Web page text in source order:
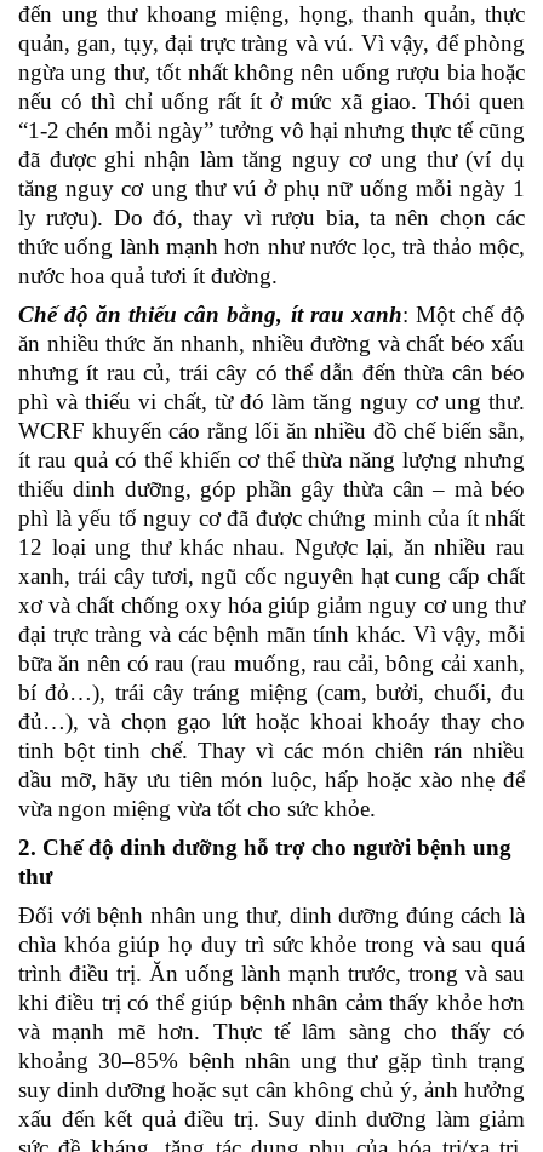
đến ung thư khoang miệng, họng, thanh quản, thực
quản, gan, tụy, đại trực tràng và vú. Vì vậy, để phòng
ngừa ung thư, tốt nhất không nên uống rượu bia hoặc
nếu có thì chỉ uống rất ít ở mức xã giao. Thói quen
“1-2 chén mỗi ngày” tưởng vô hại nhưng thực tế cũng
đã được ghi nhận làm tăng nguy cơ ung thư (ví dụ
tăng nguy cơ ung thư vú ở phụ nữ uống mỗi ngày 1
ly rượu). Do đó, thay vì rượu bia, ta nên chọn các
thức uống lành mạnh hơn như nước lọc, trà thảo mộc,
nước hoa quả tươi ít đường.
Chế độ ăn thiếu cân bằng, ít rau xanh: Một chế độ
ăn nhiều thức ăn nhanh, nhiều đường và chất béo xấu
nhưng ít rau củ, trái cây có thể dẫn đến thừa cân béo
phì và thiếu vi chất, từ đó làm tăng nguy cơ ung thư.
WCRF khuyến cáo rằng lối ăn nhiều đồ chế biến sẵn,
ít rau quả có thể khiến cơ thể thừa năng lượng nhưng
thiếu dinh dưỡng, góp phần gây thừa cân – mà béo
phì là yếu tố nguy cơ đã được chứng minh của ít nhất
12 loại ung thư khác nhau. Ngược lại, ăn nhiều rau
xanh, trái cây tươi, ngũ cốc nguyên hạt cung cấp chất
xơ và chất chống oxy hóa giúp giảm nguy cơ ung thư
đại trực tràng và các bệnh mãn tính khác. Vì vậy, mỗi
bữa ăn nên có rau (rau muống, rau cải, bông cải xanh,
bí đỏ…), trái cây tráng miệng (cam, bưởi, chuối, đu
đủ…), và chọn gạo lứt hoặc khoai khoáy thay cho
tinh bột tinh chế. Thay vì các món chiên rán nhiều
dầu mỡ, hãy ưu tiên món luộc, hấp hoặc xào nhẹ để
vừa ngon miệng vừa tốt cho sức khỏe.
2. Chế độ dinh dưỡng hỗ trợ cho người bệnh ung
thư
Đối với bệnh nhân ung thư, dinh dưỡng đúng cách là
chìa khóa giúp họ duy trì sức khỏe trong và sau quá
trình điều trị. Ăn uống lành mạnh trước, trong và sau
khi điều trị có thể giúp bệnh nhân cảm thấy khỏe hơn
và mạnh mẽ hơn. Thực tế lâm sàng cho thấy có
khoảng 30–85% bệnh nhân ung thư gặp tình trạng
suy dinh dưỡng hoặc sụt cân không chủ ý, ảnh hưởng
xấu đến kết quả điều trị. Suy dinh dưỡng làm giảm